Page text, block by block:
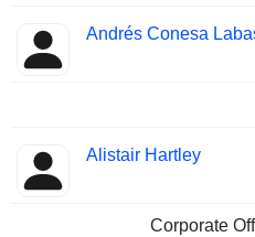
Andrés Conesa
Alistair Hartley
Corporate